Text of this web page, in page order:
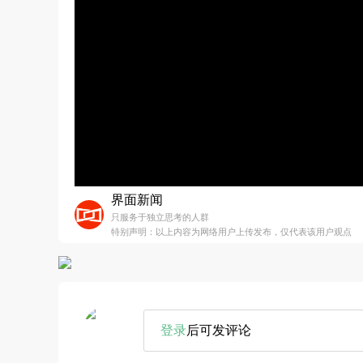
界面新闻
只服务于独立思考的人群
特别声明：以上内容为网络用户上传发布，仅代表该用户观点
登录后可发评论